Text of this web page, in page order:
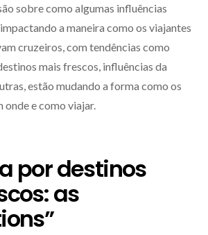
sobre como algumas influências
a maneira como os viajantes
cruzeiros, com tendências como
mais frescos, influências da
estão mudando a forma como os
onde e como viajar.
por destinos
as